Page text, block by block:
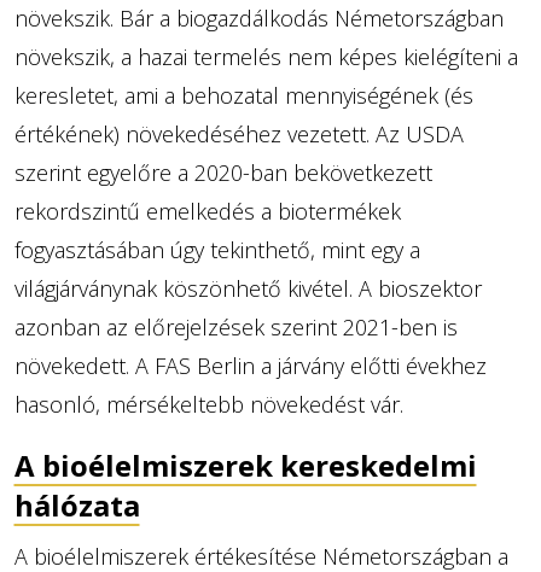
növekszik. Bár a biogazdálkodás Németországban
növekszik, a hazai termelés nem képes kielégíteni a
keresletet, ami a behozatal mennyiségének (és
értékének) növekedéséhez vezetett. Az USDA
szerint egyelőre a 2020-ban bekövetkezett
rekordszintű emelkedés a biotermékek
fogyasztásában úgy tekinthető, mint egy a
világjárványnak köszönhető kivétel. A bioszektor
azonban az előrejelzések szerint 2021-ben is
növekedett. A FAS Berlin a járvány előtti évekhez
hasonló, mérsékeltebb növekedést vár.
A bioélelmiszerek kereskedelmi
hálózata
A bioélelmiszerek értékesítése Németországban a